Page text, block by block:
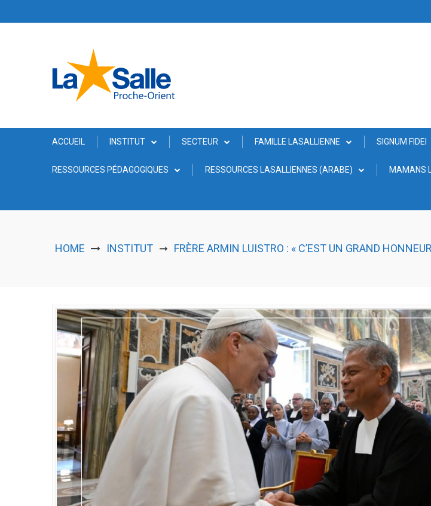
ACCUEIL INSTITUT SECTEUR FAMILLE LASALLIENNE SIGNUM FIDEI
RESSOURCES PÉDAGOGIQUES RESSOURCES LASALLIENNES (ARABE) MAMANS
HOME INSTITUT ➞ FRÈRE ARMIN LUISTRO : « C’EST UN GRAND